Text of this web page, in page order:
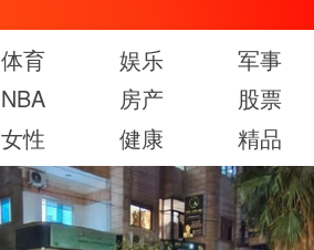
体育 娱乐 军事
NBA 房产 股票
女性 健康 精品